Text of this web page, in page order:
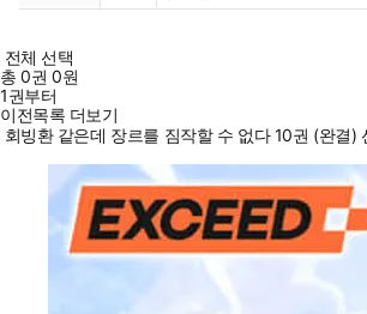
전체 선택
총0권 0원
1권부터
이전목록 더보기
회빙환 같은데 장르를 짐작할 수 없다 10권 (완결)